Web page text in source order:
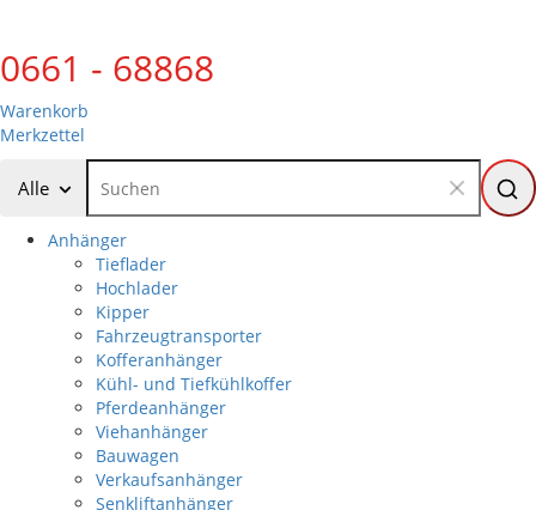
0661 - 68868
Warenkorb
Merkzettel
Alle
Anhänger
Tieflader
Hochlader
Kipper
Fahrzeugtransporter
Kofferanhänger
Kühl- und Tiefkühlkoffer
Pferdeanhänger
Viehanhänger
Bauwagen
Verkaufsanhänger
Senkliftanhänger